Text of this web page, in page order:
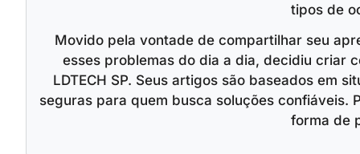
tipos de
Movido pela vontade de compartilhar seu
esses problemas do dia a dia, decidiu criar
LDTECH SP. Seus artigos são baseados em
seguras para quem busca soluções confiáveis.
forma de